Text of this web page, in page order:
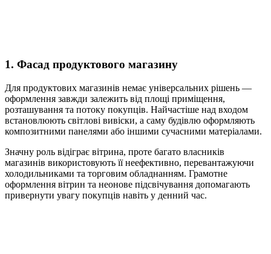
1. Фасад продуктового магазину
Для продуктових магазинів немає універсальних рішень —
оформлення завжди залежить від площі приміщення,
розташування та потоку покупців. Найчастіше над входом
встановлюють світлові вивіски, а саму будівлю оформляють
композитними панелями або іншими сучасними матеріалами.
Значну роль відіграє вітрина, проте багато власників
магазинів використовують її неефективно, перевантажуючи
холодильниками та торговим обладнанням. Грамотне
оформлення вітрин та неонове підсвічування допомагають
привернути увагу покупців навіть у денний час.